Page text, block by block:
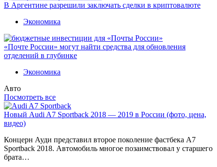
В Аргентине разрешили заключать сделки в криптовалюте
Экономика
«Почте России» могут найти средства для обновления
отделений в глубинке
Экономика
Авто
Посмотреть все
Новый Audi A7 Sportback 2018 — 2019 в России (фото, цена,
видео)
Концерн Ауди представил второе поколение фастбека A7
Sportback 2018. Автомобиль многое позаимствовал у старшего
брата…